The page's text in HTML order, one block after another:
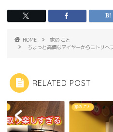
HOME
家の こと
ちょっと高価なマイヤーからニトリへ
RELATED POST
家の こと